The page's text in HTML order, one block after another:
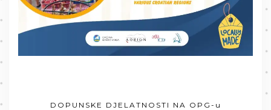
DOPUNSKE DJELATNOSTI NA OPG-u